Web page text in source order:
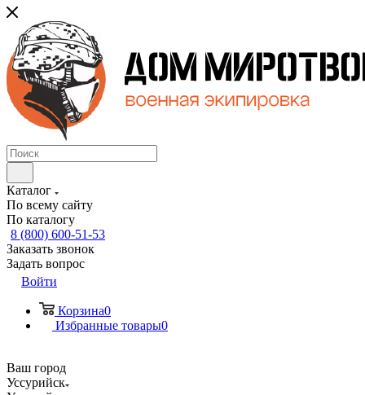
Каталог
По всему сайту
По каталогу
8 (800) 600-51-53
Заказать звонок
Задать вопрос
Войти
Корзина0
Избранные товары0
Ваш город
Уссурийск